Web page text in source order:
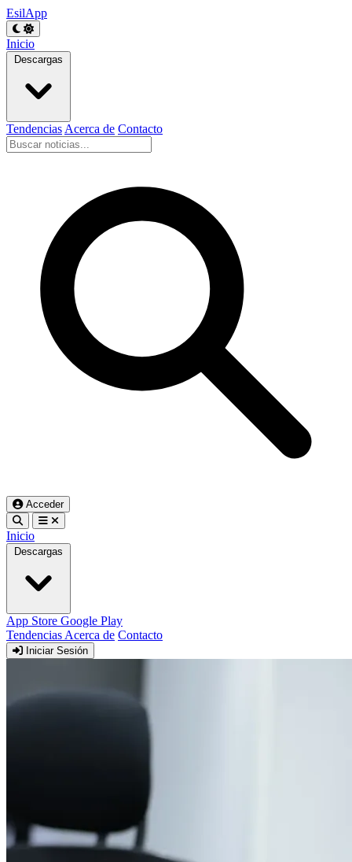
EsilApp
Inicio
Descargas
Tendencias Acerca de Contacto
Acceder
Inicio
Descargas
App Store Google Play
Tendencias Acerca de Contacto
Iniciar Sesión